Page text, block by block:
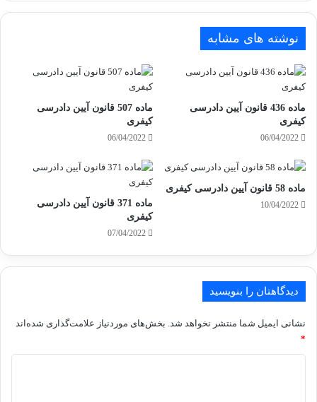
نوشته های مشابه
ماده 436 قانون آیین دادرسی
کیفری
06/04/2022
ماده 507 قانون آیین دادرسی
کیفری
06/04/2022
ماده 58 قانون آیین دادرسی کیفری
10/04/2022
ماده 371 قانون آیین دادرسی
کیفری
07/04/2022
دیدگاهتان را بنویسید
نشانی ایمیل شما منتشر نخواهد شد. بخش‌های موردنیاز علامت‌گذاری شده‌اند
*